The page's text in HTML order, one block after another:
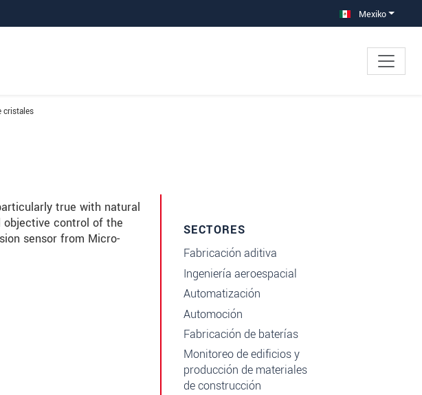
Mexiko
cristales
true with natural
objective control of the
sensor from Micro-
SECTORES
Fabricación aditiva
Ingeniería aeroespacial
Automatización
Automoción
Fabricación de baterías
Monitoreo de edificios y
producción de materiales
de construcción